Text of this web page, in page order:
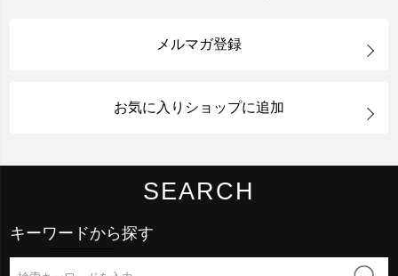
メルマガ登録
お気に入りショップに追加
SEARCH
キーワードから探す